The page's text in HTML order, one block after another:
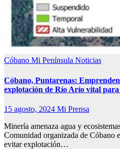
Cóbano Mi Península Noticias
Cóbano, Puntarenas:
explotación de Río Arío vital para
15 agosto, 2024 Mi Prensa
Minería amenaza agua y
Comunidad organizada de Cóbano
evitar explotación…